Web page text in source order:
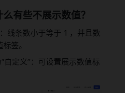
有些不展示数值？
线条数小于等于 1 ，并且数
签。
自定义”：可设置展示数值标